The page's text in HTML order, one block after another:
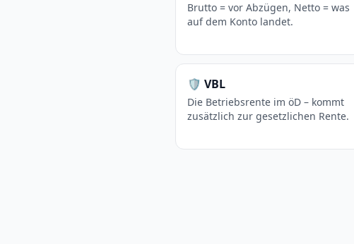
Brutto = vor Abzügen, Netto = was
auf dem Konto landet.
🛡️ VBL
Die Betriebsrente im öD – kommt
zusätzlich zur gesetzlichen Rente.